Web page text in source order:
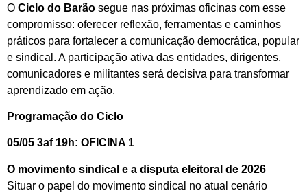
O Ciclo do Barão segue nas próximas oficinas com esse
compromisso: oferecer reflexão, ferramentas e caminhos
práticos para fortalecer a comunicação democrática, popular
e sindical. A participação ativa das entidades, dirigentes,
comunicadores e militantes será decisiva para transformar
aprendizado em ação.
Programação do Ciclo
05/05 3af 19h: OFICINA 1
O movimento sindical e a disputa eleitoral de 2026
Situar o papel do movimento sindical no atual cenário